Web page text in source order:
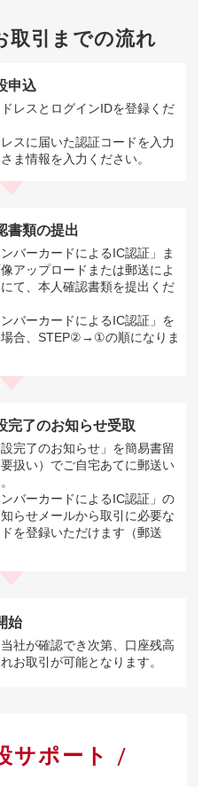
取引までの流れ
申込
ドレスとログインIDを登録くだ
スに届いた認証コードを入力
ま情報を入力ください。
書類の提出
ンバーカードによるIC認証」ま
アップロードまたは郵送によ
て、本人確認書類を提出くだ
ンバーカードによるIC認証」を
場合、STEP②→①の順になりま
完了のお知らせ受取
設完了のお知らせ」を簡易書留
要扱い）でご自宅あてに郵送い
ンバーカードによるIC認証」の
らせメールから取引に必要な
を登録いただけます（郵送
始
社が確認でき次第、口座残高
お取引が可能となります。
サポート